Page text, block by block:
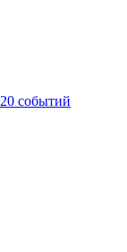
20 событий